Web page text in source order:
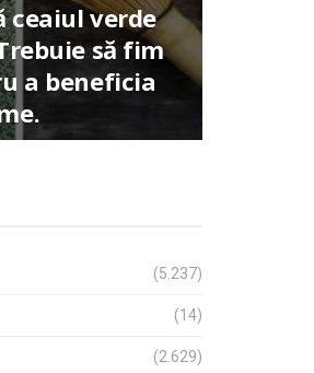
ceaiul verde
să fim
a beneficia
(5.237)
(14)
(2.629)